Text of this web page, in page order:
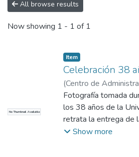
All browse results
Now showing 1 - 1 of 1
No Thumbnail Available
Item
Celebración 38
(Centro de
1998)
Fotografía tomada
los 38 años de la
retrata la entrega de
15 años a Hugo
Show more